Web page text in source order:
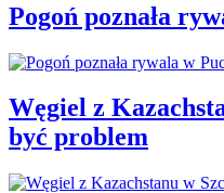
Pogoń poznała
Węgiel z
być problem